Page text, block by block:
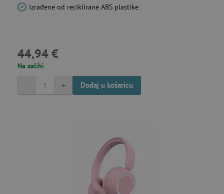
izrađene od reciklirane ABS plastike
44,94 €
Na zalihi
+
- Dodaj u košaricu